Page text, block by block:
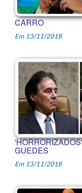
CARRO
Em 13/11/2018
GUEDES
Em 13/11/2018